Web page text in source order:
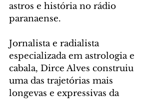
astros e história no rádio
paranaense.
Jornalista e radialista
especializada em astrologia e
cabala, Dirce Alves construiu
uma das trajetórias mais
longevas e expressivas da